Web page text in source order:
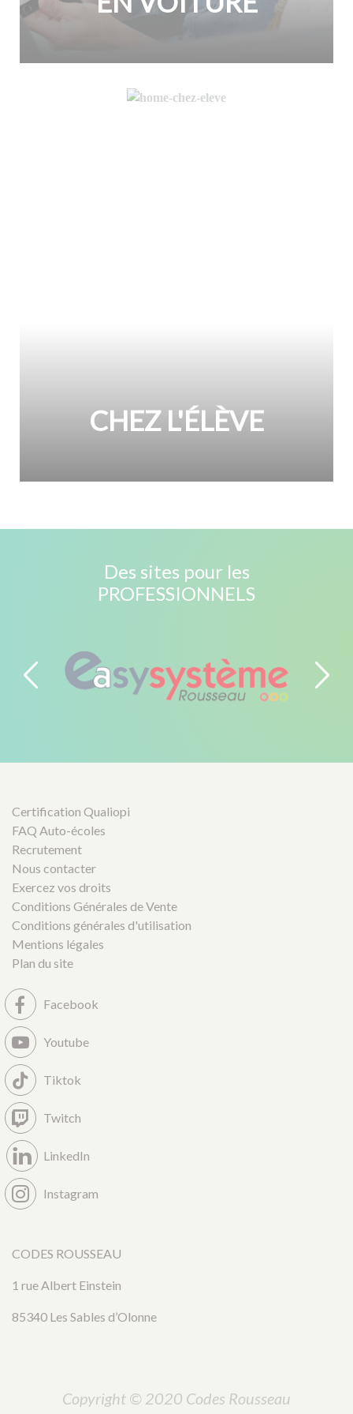
CHEZ L'ÉLÈVE
Des sites pour les
PROFESSIONNELS
Certification Qualiopi
FAQ Auto-écoles
Recrutement
Nous contacter
Exercez vos droits
Conditions Générales de Vente
Conditions générales d'utilisation
Mentions légales
Plan du site
Facebook
Youtube
Tiktok
Twitch
LinkedIn
Instagram
CODES ROUSSEAU
1 rue Albert Einstein
85340 Les Sables d’Olonne
Copyright © 2020 Codes Rousseau